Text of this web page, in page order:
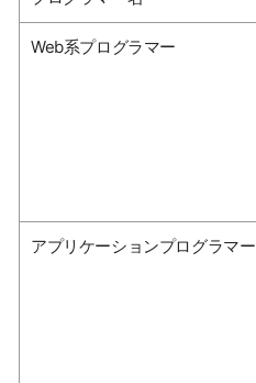
Web系プログラマー
アプリケーションプログラマー